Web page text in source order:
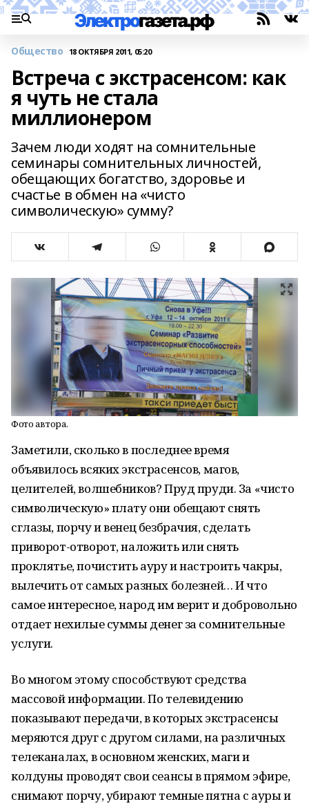
Общество 18 ОКТЯБРЯ 2011, 05:20
Встреча с экстрасенсом: как
я чуть не стала
миллионером
Зачем люди ходят на сомнительные
семинары сомнительных личностей,
обещающих богатство, здоровье и
счастье в обмен на «чисто
символическую» сумму?
Фото автора.
Заметили, сколько в последнее время
объявилось всяких экстрасенсов, магов,
целителей, волшебников? Пруд пруди. За «чисто
символическую» плату они обещают снять
сглазы, порчу и венец безбрачия, сделать
приворот-отворот, наложить или снять
проклятье, почистить ауру и настроить чакры,
вылечить от самых разных болезней… И что
самое интересное, народ им верит и добровольно
отдает нехилые суммы денег за сомнительные
услуги.
Во многом этому способствуют средства
массовой информации. По телевидению
показывают передачи, в которых экстрасенсы
меряются друг с другом силами, на различных
телеканалах, в основном женских, маги и
колдуны проводят свои сеансы в прямом эфире,
снимают порчу, убирают темные пятна с ауры и